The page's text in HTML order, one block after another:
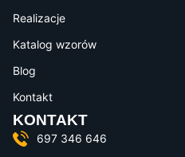
Realizacje
Katalog wzorów
Blog
Kontakt
KONTAKT
697 346 646